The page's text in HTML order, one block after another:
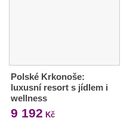
Polské Krkonoše:
luxusní resort s jídlem i
wellness
9 192 Kč